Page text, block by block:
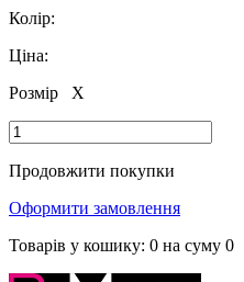
Колір:
Ціна:
Розмір
X
Продовжити покупки
Оформити замовлення
Товарів у кошику: 0 на суму 0